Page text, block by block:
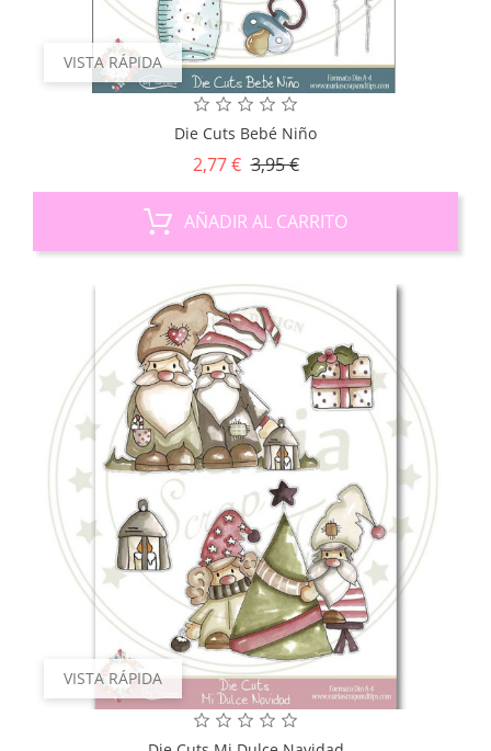
VISTA RÁPIDA
Die Cuts Bebé Niño
2,77 € Precio
3,95 €Precio
AÑADIR AL CARRITO
VISTA RÁPIDA